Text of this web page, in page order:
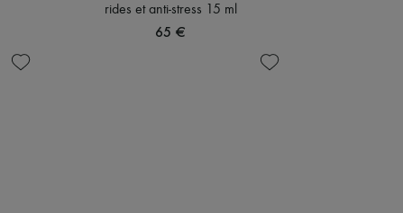
rides et anti-stress 15 ml
65 €